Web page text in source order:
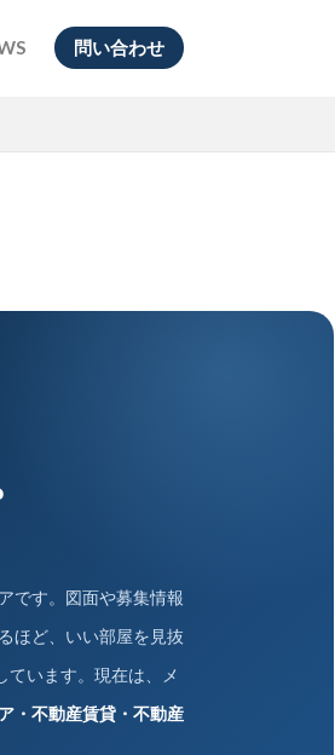
問い合わせ
です。図面や募集情報
ほど、いい部屋を見抜
います。現在は、メ
・不動産賃貸・不動産